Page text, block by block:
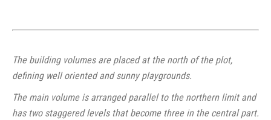
The building volumes are placed at the north of the plot,
defining well oriented and sunny playgrounds.
The main volume is arranged parallel to the northern limit and
has two staggered levels that become three in the central part.